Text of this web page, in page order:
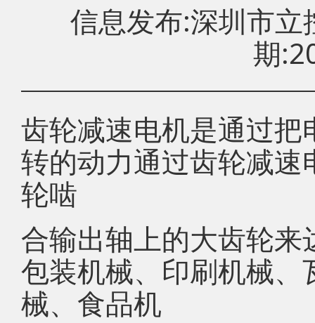
信息发布:深圳市
期
齿轮减速电机是通过
转的动力通过齿轮减
轮啮
合输出轴上的大齿轮
包装机械、印刷机械
械、食品机